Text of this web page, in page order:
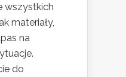
wszystkich
materiały,
na
do